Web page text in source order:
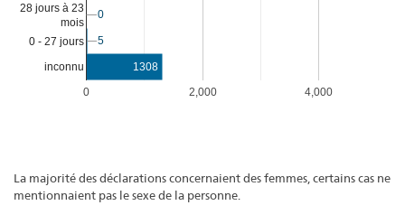
0 2,000 4,000
28 jours à 23
mois
0 - 27 jours
inconnu
0
0
5
5
1308
La majorité des déclarations concernaient des femmes, certains cas ne
mentionnaient pas le sexe de la personne.